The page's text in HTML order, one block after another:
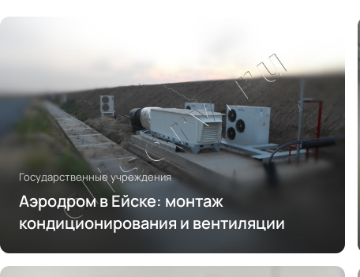
Государственные учреждения
Аэродром в Ейске: монтаж
кондиционирования и вентиляции